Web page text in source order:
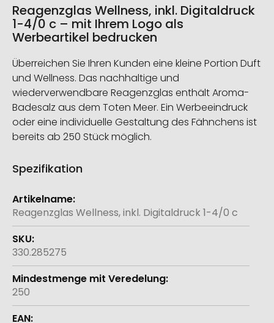
Reagenzglas Wellness, inkl. Digitaldruck
1-4/0 c – mit Ihrem Logo als
Werbeartikel bedrucken
Überreichen Sie Ihren Kunden eine kleine Portion Duft
und Wellness. Das nachhaltige und
wiederverwendbare Reagenzglas enthält Aroma-
Badesalz aus dem Toten Meer. Ein Werbeeindruck
oder eine individuelle Gestaltung des Fähnchens ist
bereits ab 250 Stück möglich.
Spezifikation
Weitere
Informationen
Reagenzglas Wellness, inkl. Digitaldruck 1-4/0 c
330.285275
250